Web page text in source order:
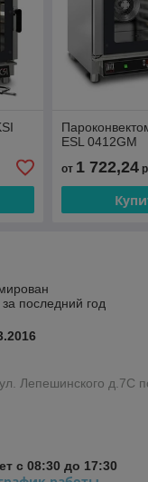
ESL 0412GM
от 1 722,24
последний год
Лепешинского д.7С
с 08:30 до 17:30